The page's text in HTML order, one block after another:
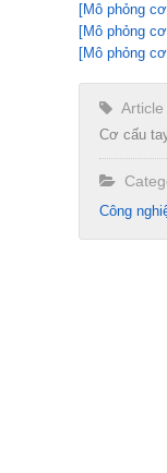
[Mô phỏng
[Mô phỏng
[Mô phỏng
Cơ cấu
Công